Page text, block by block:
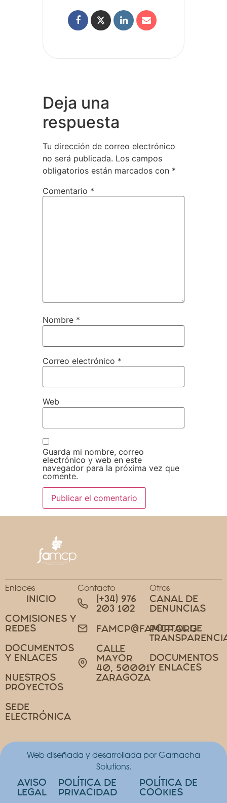
Deja una
respuesta
Tu dirección de correo electrónico
no será publicada. Los campos
obligatorios están marcados con *
Comentario *
Nombre *
Correo electrónico *
Web
Guarda mi nombre, correo
electrónico y web en este
navegador para la próxima vez que
comente.
Enlaces
INICIO
COMISIONES Y
REDES
DOCUMENTOS
Y ENLACES
NUESTROS
PROYECTOS
SEDE
ELECTRÓNICA
Contacto
(+34) 976
203 102
FAMCP@FAMCP.ORG
CALLE
MAYOR
40, 50001
ZARAGOZA
Otros
CANAL DE
DENUNCIAS
PORTAL DE
DOCUMENTOS
Y ENLACES
Web diseñada y desarrollada por Garnacha
Solutions.
AVISO
LEGAL
POLÍTICA DE
PRIVACIDAD
POLÍTICA DE
COOKIES